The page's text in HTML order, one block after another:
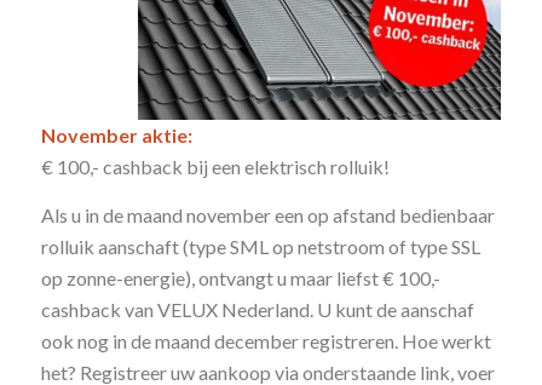
November aktie:
€ 100,- cashback bij een elektrisch rolluik!
Als u in de maand november een op afstand bedienbaar
rolluik aanschaft (type SML op netstroom of type SSL
op zonne-energie), ontvangt u maar liefst € 100,-
cashback van VELUX Nederland. U kunt de aanschaf
ook nog in de maand december registreren. Hoe werkt
het? Registreer uw aankoop via onderstaande link, voer